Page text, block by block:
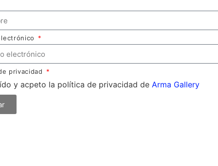
privacidad
y acpeto la política de privacidad de Arma Gallery